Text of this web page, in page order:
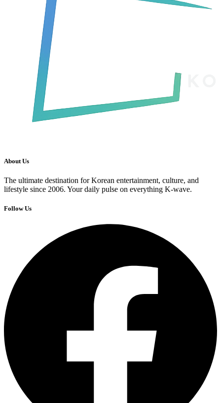
About Us
The ultimate destination for Korean entertainment, culture, and
lifestyle since 2006. Your daily pulse on everything K-wave.
Follow Us